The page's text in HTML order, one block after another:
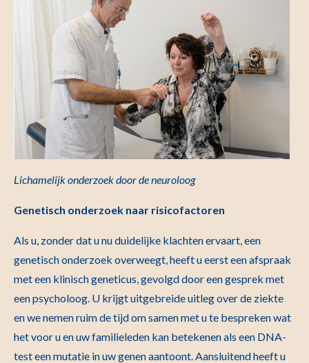
Lichamelijk onderzoek door de neuroloog
Genetisch onderzoek naar risicofactoren
Als u, zonder dat u nu duidelijke klachten ervaart, een
genetisch onderzoek overweegt, heeft u eerst een afspraak
met een klinisch geneticus, gevolgd door een gesprek met
een psycholoog. U krijgt uitgebreide uitleg over de ziekte
en we nemen ruim de tijd om samen met u te bespreken wat
het voor u en uw familieleden kan betekenen als een DNA-
test een mutatie in uw genen aantoont. Aansluitend heeft u